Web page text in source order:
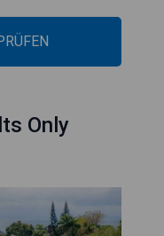
Only